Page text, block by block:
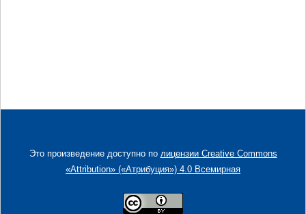
Это произведение доступно по лицензии Creative Commons
«Attribution» («Атрибуция») 4.0 Всемирная